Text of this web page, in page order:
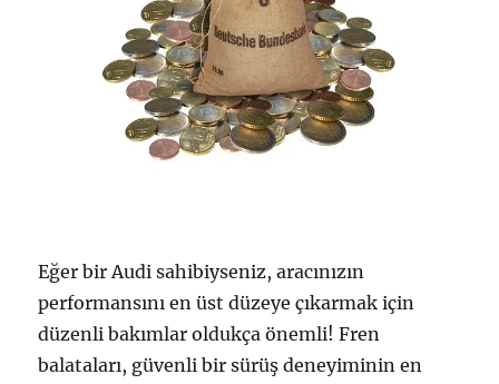
Eğer bir Audi sahibiyseniz, aracınızın
performansını en üst düzeye çıkarmak için
düzenli bakımlar oldukça önemli! Fren
balataları, güvenli bir sürüş deneyiminin en